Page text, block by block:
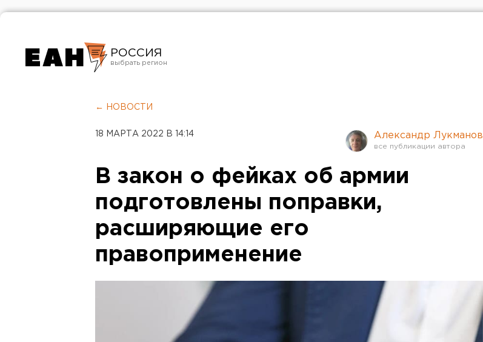
РОССИЯ
Челябинск
← НОВОСТИ
18 МАРТА 2022 В 14:14 Александр Лукманов
В закон о фейках об армии
подготовлены поправки,
расширяющие его
правоприменение